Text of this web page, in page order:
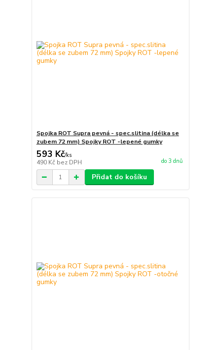
Spojka ROT Supra pevná - spec.slitina (délka se
zubem 72 mm) Spojky ROT -lepené gumky
593 Kč/ks
490 Kč bez DPH do 3 dnů
Přidat do košíku